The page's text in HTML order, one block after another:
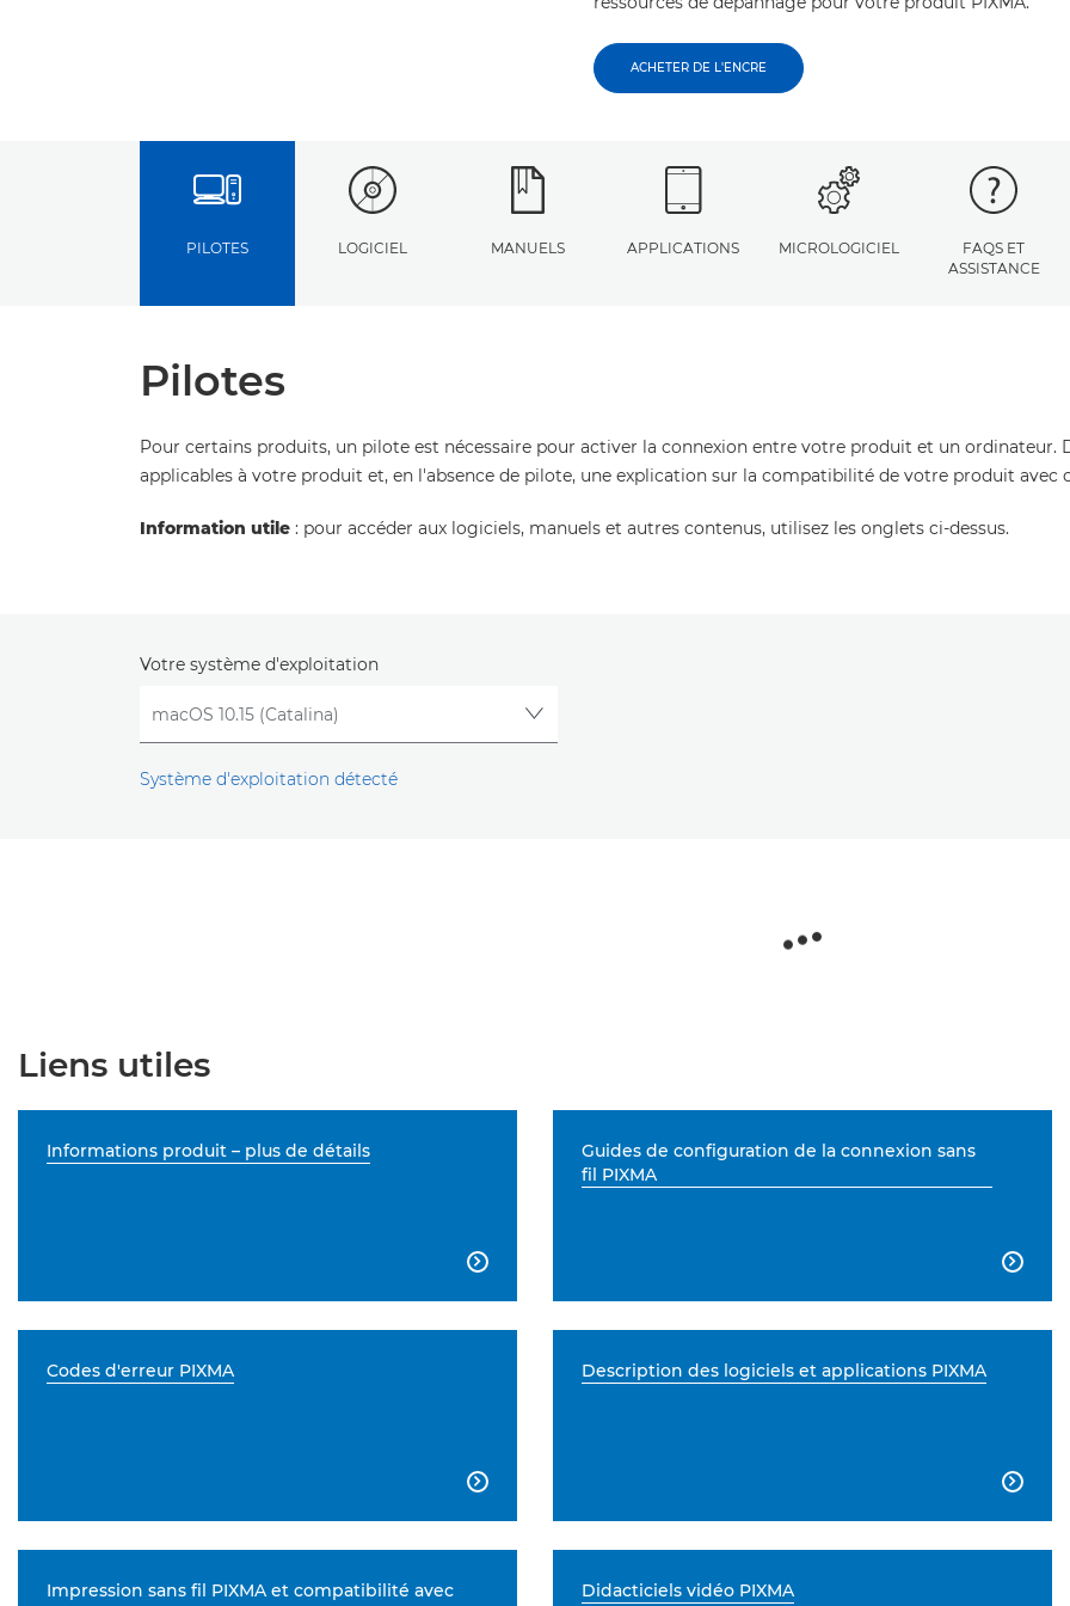
ACHETER DE L'ENCRE
PILOTES LOGICIEL MANUELS APPLICATIONS MICROLOGICIEL
FAQS ET
ASSISTANCE
Pilotes
Pour certains produits, un pilote est nécessaire pour activer la connexion entre votre produit et un ordinateur.
applicables à votre produit et, en l'absence de pilote, une explication sur la compatibilité de votre produit avec
Information utile : pour accéder aux logiciels, manuels et autres contenus, utilisez les onglets ci-dessus.
Votre système d'exploitation
Système d'exploitation détecté
Liens utiles
Informations produit – plus de détails

Guides de configuration de la connexion sans
fil PIXMA

Codes d'erreur PIXMA

Description des logiciels et applications PIXMA

Impression sans fil PIXMA et compatibilité avec
Didacticiels vidéo PIXMA